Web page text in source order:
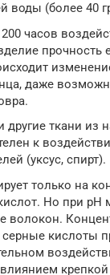
воды (более 40
часов
прочность
даже
другие ткани из
к
(уксус, спирт).
только на
Но при рН
волокон.
кислоты